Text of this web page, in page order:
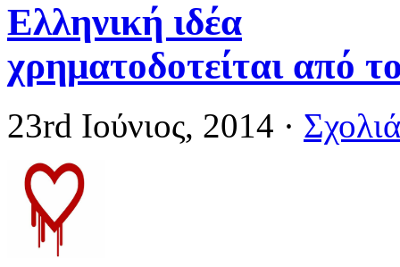
Ελληνική ιδέα
χρηματοδοτείται από
23rd Ιούνιος, 2014 ·